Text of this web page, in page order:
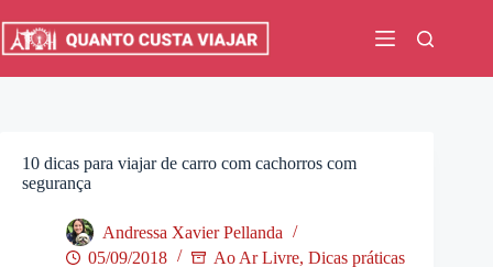
para
10 dicas para viajar de carro com cachorros com
segurança
Andressa Xavier Pellanda
05/09/2018
Ao Ar Livre, Dicas práticas